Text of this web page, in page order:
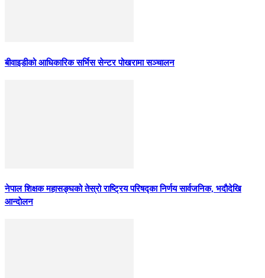
बीवाइडीको आधिकारिक सर्भिस सेन्टर पोखरामा सञ्चालन
नेपाल शिक्षक महासङ्घको तेस्रो राष्ट्रिय परिषद्का निर्णय सार्वजनिक, भदाैदेखि
आन्दाेलन